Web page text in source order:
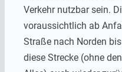
Verkehr nutzbar sein.
voraussichtlich ab
Straße nach Norden
diese Strecke (ohne